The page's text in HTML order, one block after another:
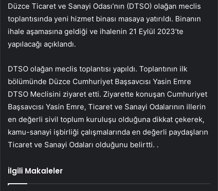
Düzce Ticaret ve Sanayi Odası’nın (DTSO) olağan meclis
toplantısında yeni hizmet binası masaya yatırıldı. Binanın
ihale aşamasına geldiği ve ihalenin 21 Eylül 2023’te
yapılacağı açıklandı.
DTSO olağan meclis toplantısı yapıldı. Toplantının ilk
bölümünde Düzce Cumhuriyet Başsavcısı Yasin Emre
DTSO Meclisini ziyaret etti. Ziyarette konuşan Cumhuriyet
Başsavcısı Yasin Emre, Ticaret ve Sanayi Odalarının illerin
en değerli sivil toplum kuruluşu olduğuna dikkat çekerek,
kamu-sanayi işbirliği çalışmalarında en değerli paydaşların
Ticaret ve Sanayi Odaları olduğunu belirtti. .
İlgili Makaleler